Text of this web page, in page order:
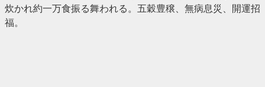
炊かれ約一万食振る舞われる。五穀豊穣、無病息災、開運招
福。